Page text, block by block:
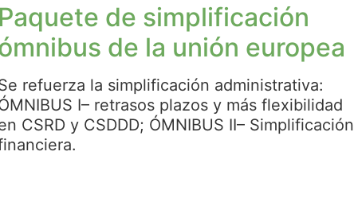
Paquete de simplificación
de la unión europea
refuerza la simplificación administrativa:
I– retrasos plazos y más flexibilidad
CSRD y CSDDD; ÓMNIBUS II– Simplificación